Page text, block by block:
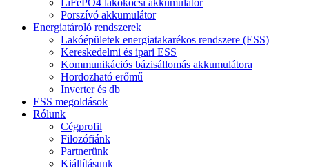
LiFePO4 lakókocsi akkumulátor
Porszívó akkumulátor
Energiatároló rendszerek
Lakóépületek energiatakarékos rendszere (ESS)
Kereskedelmi és ipari ESS
Kommunikációs bázisállomás akkumulátora
Hordozható erőmű
Inverter és db
ESS megoldások
Rólunk
Cégprofil
Filozófiánk
Partnerünk
Kiállításunk